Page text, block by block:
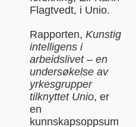
Flagtvedt, i Unio.
Rapporten, Kunstig
intelligens i
arbeidslivet – en
undersøkelse av
yrkesgrupper
tilknyttet Unio, er
en
kunnskapsoppsum